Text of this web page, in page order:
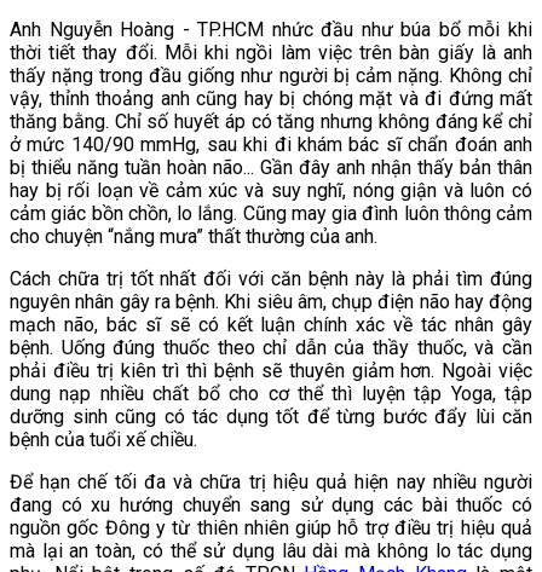
Anh Nguyễn Hoàng - TP.HCM nhức đầu như búa bổ mỗi khi
thời tiết thay đổi. Mỗi khi ngồi làm việc trên bàn giấy là anh
thấy nặng trong đầu giống như người bị cảm nặng. Không chỉ
vậy, thỉnh thoảng anh cũng hay bị chóng mặt và đi đứng mất
thăng bằng. Chỉ số huyết áp có tăng nhưng không đáng kể chỉ
ở mức 140/90 mmHg, sau khi đi khám bác sĩ chẩn đoán anh
bị thiểu năng tuần hoàn não... Gần đây anh nhận thấy bản thân
hay bị rối loạn về cảm xúc và suy nghĩ, nóng giận và luôn có
cảm giác bồn chồn, lo lắng. Cũng may gia đình luôn thông cảm
cho chuyện “nắng mưa” thất thường của anh.
Cách chữa trị tốt nhất đối với căn bệnh này là phải tìm đúng
nguyên nhân gây ra bệnh. Khi siêu âm, chụp điện não hay động
mạch não, bác sĩ sẽ có kết luận chính xác về tác nhân gây
bệnh. Uống đúng thuốc theo chỉ dẫn của thầy thuốc, và cần
phải điều trị kiên trì thì bệnh sẽ thuyên giảm hơn. Ngoài việc
dung nạp nhiều chất bổ cho cơ thể thì luyện tập Yoga, tập
dưỡng sinh cũng có tác dụng tốt để từng bước đẩy lùi căn
bệnh của tuổi xế chiều.
Để hạn chế tối đa và chữa trị hiệu quả hiện nay nhiều người
đang có xu hướng chuyển sang sử dụng các bài thuốc có
nguồn gốc Đông y từ thiên nhiên giúp hỗ trợ điều trị hiệu quả
mà lại an toàn, có thể sử dụng lâu dài mà không lo tác dụng